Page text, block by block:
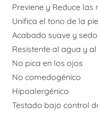
Previene y Reduce las
Unifica el tono de la
Acabado suave y
Resistente al agua y
No pica en los ojos
No comedogénico
Hipoalergénico
Testado bajo control